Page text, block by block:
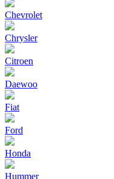
Chevrolet
Chrysler
Citroen
Daewoo
Fiat
Ford
Honda
Hummer